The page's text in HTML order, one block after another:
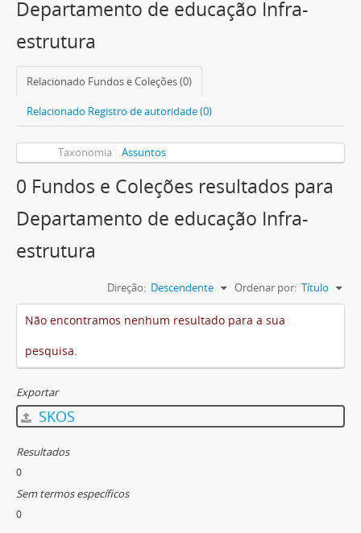
Departamento de educação Infra-
estrutura
Relacionado Fundos e Coleções (0)
Relacionado Registro de autoridade (0)
Taxonomia Assuntos
0 Fundos e Coleções resultados para
Departamento de educação Infra-
estrutura
Ordenar por: Título
Direção: Descendente
Não encontramos nenhum resultado para a sua
pesquisa.
Exportar
SKOS
Resultados
0
Sem termos específicos
0